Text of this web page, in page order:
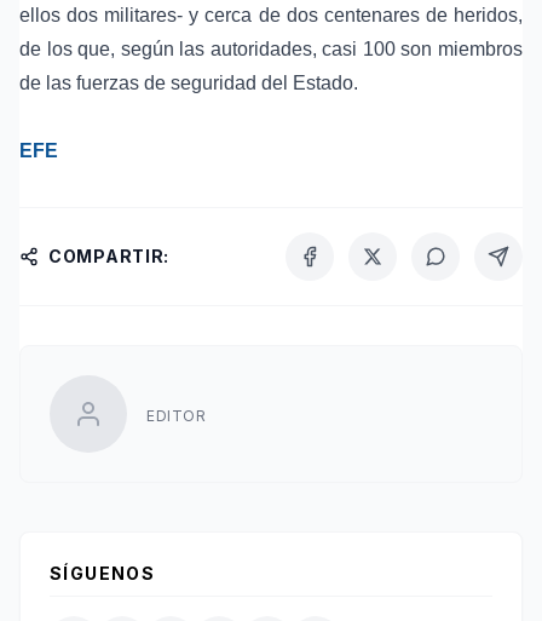
ellos dos militares- y cerca de dos centenares de heridos,
de los que, según las autoridades, casi 100 son miembros
de las fuerzas de seguridad del Estado.
EFE
COMPARTIR:
EDITOR
SÍGUENOS